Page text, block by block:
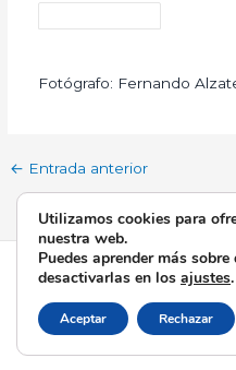
Fotógrafo: Fernando
← Entrada anterior
Todos los derechos © 2026
gracias aTema
Utilizamos cookies para
nuestra web.
Puedes aprender más
desactivarlas en los ajustes.
Aceptar Rechazar